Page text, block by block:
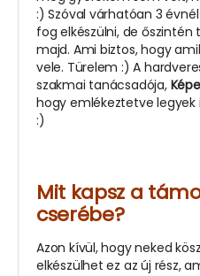
:) Szóval várhatóan 3
fog elkészülni, de őszintén
majd. Ami biztos, hogy
vele. Türelem :) A
szakmai tanácsadója,
hogy emlékeztetve legyek
:)
Mit kapsz a
cserébe?
Azon kívül, hogy neked
elkészülhet ez az új rész,